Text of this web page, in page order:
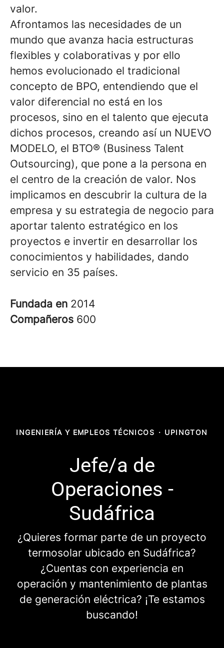
valor.
Afrontamos las necesidades de un
mundo que avanza hacia estructuras
flexibles y colaborativas y por ello
hemos evolucionado el tradicional
concepto de BPO, entendiendo que el
valor diferencial no está en los
procesos, sino en el talento que ejecuta
dichos procesos, creando así un NUEVO
MODELO, el BTO® (Business Talent
Outsourcing), que pone a la persona en
el centro de la creación de valor. Nos
implicamos en descubrir la cultura de la
empresa y su estrategia de negocio para
aportar talento estratégico en los
proyectos e invertir en desarrollar los
conocimientos y habilidades, dando
servicio en 35 países.
Fundada en 2014
Compañeros 600
INGENIERÍA Y EMPLEOS TÉCNICOS · UPINGTON
Jefe/a de
Operaciones -
Sudáfrica
¿Quieres formar parte de un proyecto
termosolar ubicado en Sudáfrica?
¿Cuentas con experiencia en
operación y mantenimiento de plantas
de generación eléctrica? ¡Te estamos
buscando!